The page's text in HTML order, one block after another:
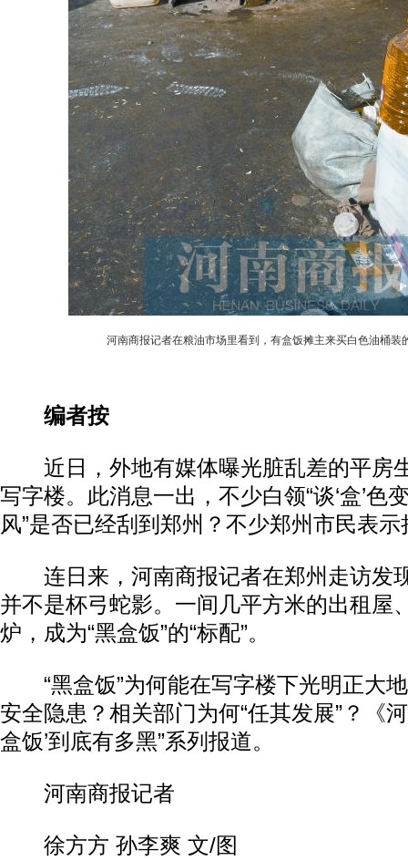
河南商报记者在粮油市场里看到，有盒饭摊主来买白色油桶装
编者按
近日，外地有媒体曝光脏乱差的平房生
写字楼。此消息一出，不少白领“谈‘盒’色
风”是否已经刮到郑州？不少郑州市民表示
连日来，河南商报记者在郑州走访发
并不是杯弓蛇影。一间几平方米的出租屋
炉，成为“黑盒饭”的“标配”。
“黑盒饭”为何能在写字楼下光明正大
安全隐患？相关部门为何“任其发展”？《
盒饭’到底有多黑”系列报道。
河南商报记者
徐方方 孙李爽 文/图